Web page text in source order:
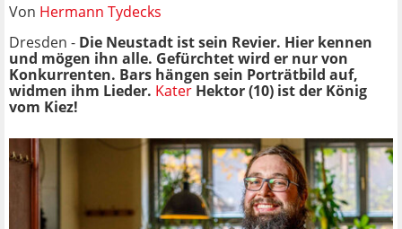
Von Hermann Tydecks
Dresden - Die Neustadt ist sein Revier. Hier kennen
und mögen ihn alle. Gefürchtet wird er nur von
Konkurrenten. Bars hängen sein Porträtbild auf,
widmen ihm Lieder. Kater Hektor (10) ist der König
vom Kiez!